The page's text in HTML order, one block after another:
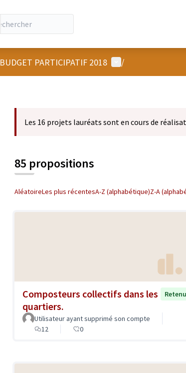
BUDGET PARTICIPATIF 2018 Menu utilisateur
/
Les 16 projets lauréats sont en cours de
85 propositions
AléatoireLes plus récentesA-Z (alphabétique)Z-A
Composteurs collectifs dans les
quartiers.
Utilisateur ayant supprimé son compte
12
0